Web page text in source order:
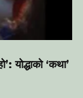
योद्धाको ‘कथा’